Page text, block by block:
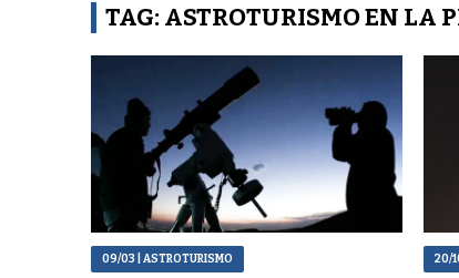
TAG: ASTROTURISMO EN LA
09/03 | ASTROTURISMO 20/